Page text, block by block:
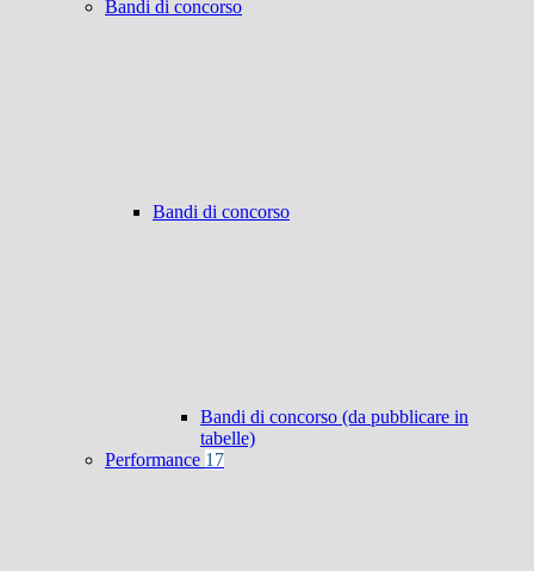
Bandi di concorso
Bandi di concorso
Bandi di concorso (da pubblicare in
tabelle)
Performance 17